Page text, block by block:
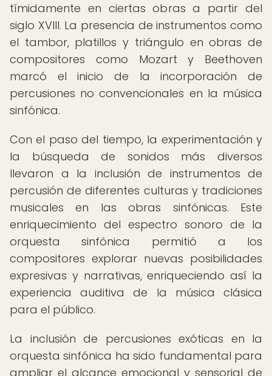
tímidamente en ciertas obras a partir del
siglo XVIII. La presencia de instrumentos como
el tambor, platillos y triángulo en obras de
compositores como Mozart y Beethoven
marcó el inicio de la incorporación de
percusiones no convencionales en la música
sinfónica.
Con el paso del tiempo, la experimentación y
la búsqueda de sonidos más diversos
llevaron a la inclusión de instrumentos de
percusión de diferentes culturas y tradiciones
musicales en las obras sinfónicas. Este
enriquecimiento del espectro sonoro de la
orquesta sinfónica permitió a los
compositores explorar nuevas posibilidades
expresivas y narrativas, enriqueciendo así la
experiencia auditiva de la música clásica
para el público.
La inclusión de percusiones exóticas en la
orquesta sinfónica ha sido fundamental para
ampliar el alcance emocional y sensorial de